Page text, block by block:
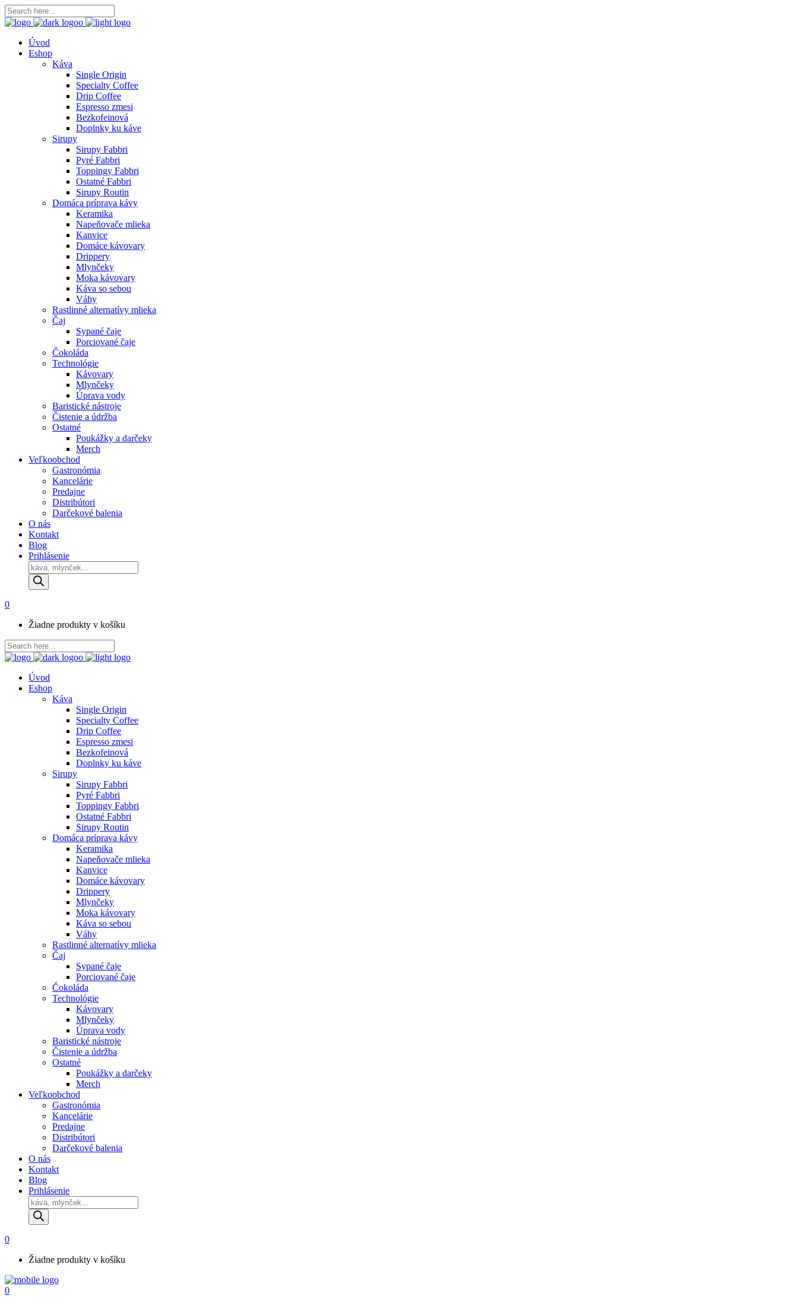
Úvod
Eshop
Káva
Single Origin
Specialty Coffee
Drip Coffee
Espresso zmesi
Bezkofeinová
Doplnky ku káve
Sirupy
Sirupy Fabbri
Pyré Fabbri
Toppingy Fabbri
Ostatné Fabbri
Sirupy Routin
Domáca príprava kávy
Keramika
Napeňovače mlieka
Kanvice
Domáce kávovary
Drippery
Mlynčeky
Moka kávovary
Káva so sebou
Váhy
Rastlinné alternatívy mlieka
Čaj
Sypané čaje
Porciované čaje
Čokoláda
Technológie
Kávovary
Mlynčeky
Úprava vody
Baristické nástroje
Čistenie a údržba
Ostatné
Poukážky a darčeky
Merch
Veľkoobchod
Gastronómia
Kancelárie
Predajne
Distribútori
Darčekové balenia
O nás
Kontakt
Blog
Prihlásenie
Products
search
0
Žiadne produkty v košíku
Úvod
Eshop
Káva
Single Origin
Specialty Coffee
Drip Coffee
Espresso zmesi
Bezkofeinová
Doplnky ku káve
Sirupy
Sirupy Fabbri
Pyré Fabbri
Toppingy Fabbri
Ostatné Fabbri
Sirupy Routin
Domáca príprava kávy
Keramika
Napeňovače mlieka
Kanvice
Domáce kávovary
Drippery
Mlynčeky
Moka kávovary
Káva so sebou
Váhy
Rastlinné alternatívy mlieka
Čaj
Sypané čaje
Porciované čaje
Čokoláda
Technológie
Kávovary
Mlynčeky
Úprava vody
Baristické nástroje
Čistenie a údržba
Ostatné
Poukážky a darčeky
Merch
Veľkoobchod
Gastronómia
Kancelárie
Predajne
Distribútori
Darčekové balenia
O nás
Kontakt
Blog
Prihlásenie
Products
search
0
Žiadne produkty v košíku
0